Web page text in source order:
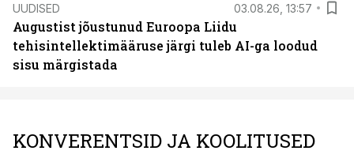
UUDISED 03.08.26, 13:57
Augustist jõustunud Euroopa Liidu
tehisintellektimääruse järgi tuleb AI-ga loodud
sisu märgistada
KONVERENTSID JA KOOLITUSED